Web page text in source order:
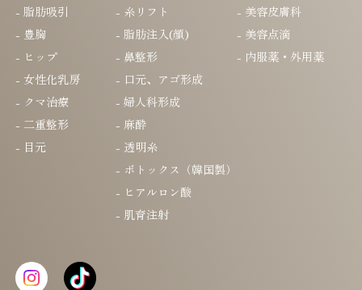
- 脂肪吸引
- 豊胸
- ヒップ
- 女性化乳房
- クマ治療
- 二重整形
- 目元
- 糸リフト
- 脂肪注入(顔)
- 鼻整形
- 口元、アゴ形成
- 婦人科形成
- 麻酔
- 透明糸
- ボトックス（韓国製）
- ヒアルロン酸
- 肌育注射
- 美容皮膚科
- 美容点滴
- 内服薬・外用薬